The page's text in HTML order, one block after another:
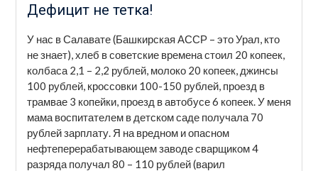
Дефицит не тетка!
У нас в Салавате (Башкирская АССР – это Урал, кто
не знает), хлеб в советские времена стоил 20 копеек,
колбаса 2,1 – 2,2 рублей, молоко 20 копеек, джинсы
100 рублей, кроссовки 100-150 рублей, проезд в
трамвае 3 копейки, проезд в автобусе 6 копеек. У меня
мама воспитателем в детском саде получала 70
рублей зарплату. Я на вредном и опасном
нефтеперерабатывающем заводе сварщиком 4
разряда получал 80 – 110 рублей (варил